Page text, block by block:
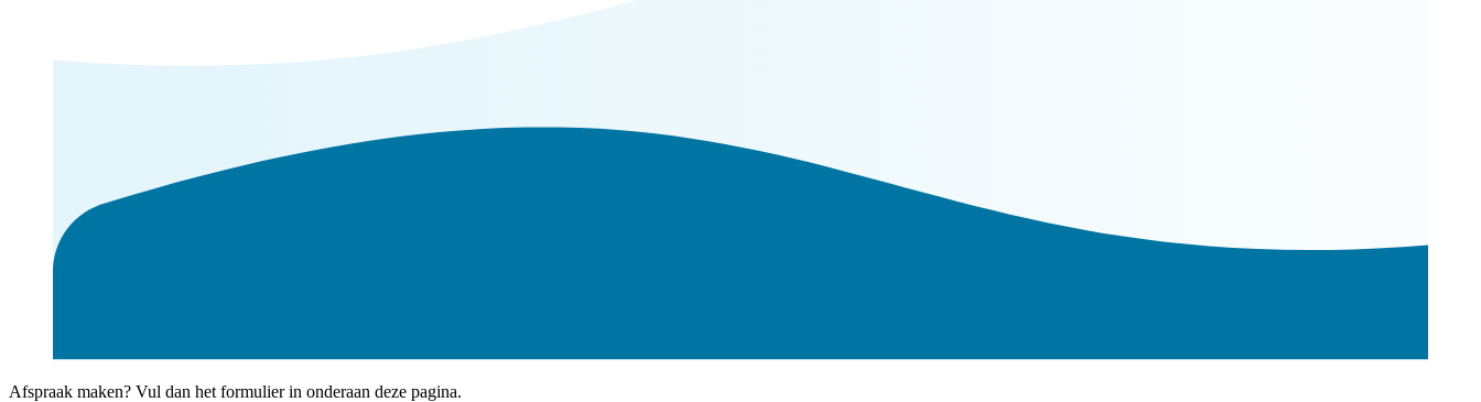
Afspraak maken? Vul dan het formulier in onderaan deze pagina.